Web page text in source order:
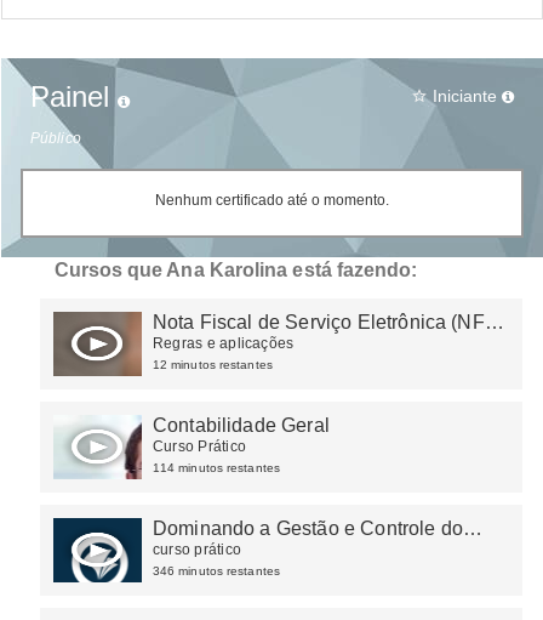
Painel
Público
star_border Iniciante
Nenhum certificado até o momento.
Cursos que Ana Karolina está fazendo:
Nota Fiscal de Serviço Eletrônica (NFS-
e): Padrão Nacional e emissão
simplificada
Regras e aplicações
12 minutos restantes
Contabilidade Geral
Curso Prático
114 minutos restantes
Dominando a Gestão e Controle do
Ativo Imobilizado
curso prático
346 minutos restantes